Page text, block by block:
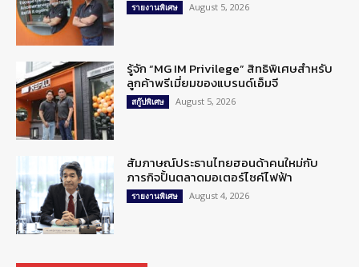
รายงานพิเศษ August 5, 2026
รู้จัก “MG IM Privilege” สิทธิพิเศษสำหรับ
ลูกค้าพรีเมี่ยมของแบรนด์เอ็มจี
สกู๊ปพิเศษ August 5, 2026
สัมภาษณ์ประธานไทยฮอนด้าคนใหม่กับ
ภารกิจปั้นตลาดมอเตอร์ไซค์ไฟฟ้า
รายงานพิเศษ August 4, 2026